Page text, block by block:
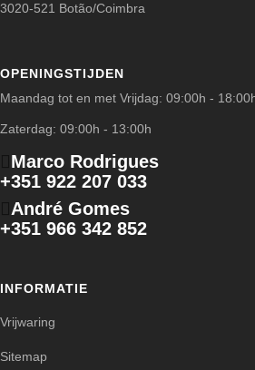
3020-521 Botão/Coimbra
OPENINGSTIJDEN
Maandag tot en met Vrijdag: 09:00h -
Zaterdag: 09:00h - 13:00h
Marco Rodrigues
+351 922 207 033
André Gomes
+351 966 342 852
INFORMATIE
Vrijwaring
Sitemap